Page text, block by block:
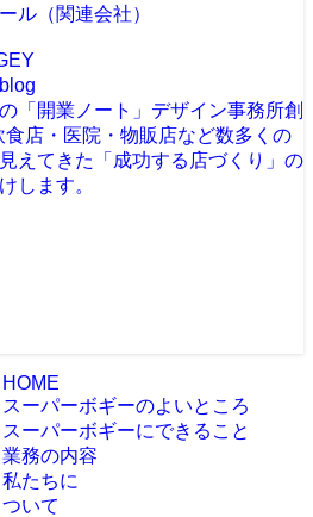
ル（関連会社）
「開業ノート」 デザイン事務所創
食店・医院・物販店など数多くの
えてきた「成功する店づくり」の
します。
HOME
スーパーボギーのよいところ
スーパーボギーにできること
業務の内容
私たちに
ついて